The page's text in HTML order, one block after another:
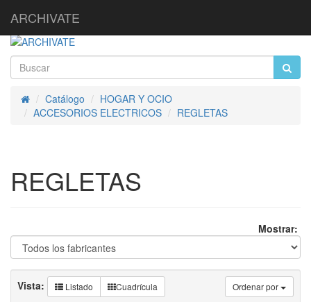
ARCHIVATE
InicioCatálogo
HOGAR Y OCIO
ACCESORIOS ELECTRICOS
REGLETAS
REGLETAS
Mostrar:
Ordenar por
Vista: Listado Cuadrícula